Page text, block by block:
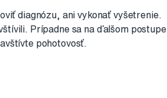
diagnózu, ani vykonať vyšetrenie.
Prípadne sa na ďalšom postupe
pohotovosť.